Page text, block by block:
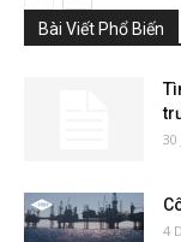
Bài Viết Phổ Biến
30
4